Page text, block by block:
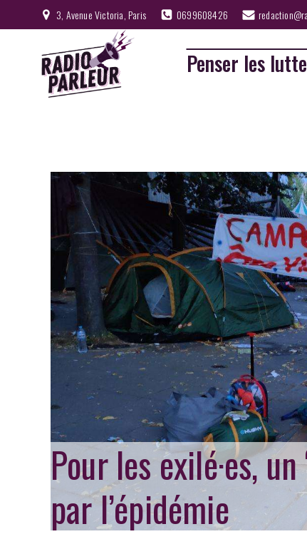
3, Avenue Victoria, Paris 0699608426
Penser les
Pour les exilé·es,
par l’épidémie